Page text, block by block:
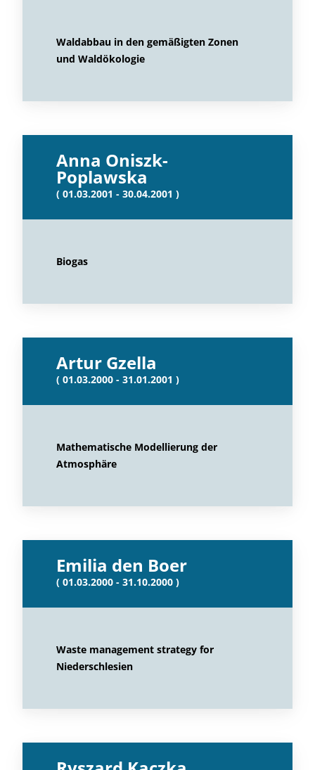
Waldabbau in den gemäßigten Zonen
und Waldökologie
Anna Oniszk-
Poplawska
( 01.03.2001 - 30.04.2001 )
Biogas
Artur Gzella
( 01.03.2000 - 31.01.2001 )
Mathematische Modellierung der
Atmosphäre
Emilia den Boer
( 01.03.2000 - 31.10.2000 )
Waste management strategy for
Niederschlesien